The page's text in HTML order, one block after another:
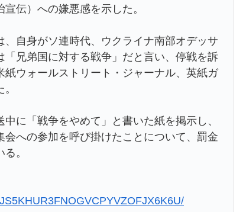
伝）への嫌悪感を示した。
自身がソ連時代、ウクライナ南部オデッサ
兄弟国に対する戦争」だと言い、停戦を訴
ウォールストリート・ジャーナル、英紙ガ
に「戦争をやめて」と書いた紙を掲示し、
への参加を呼び掛けたことについて、罰金
。